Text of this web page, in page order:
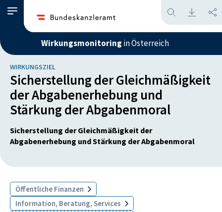
Wirkungsmonitoring in Österreich
WIRKUNGSZIEL
Sicherstellung der Gleichmäßigkeit
der Abgabenerhebung und
Stärkung der Abgabenmoral
Sicherstellung der Gleichmäßigkeit der
Abgabenerhebung und Stärkung der Abgabenmoral
Öffentliche Finanzen
Information, Beratung, Services